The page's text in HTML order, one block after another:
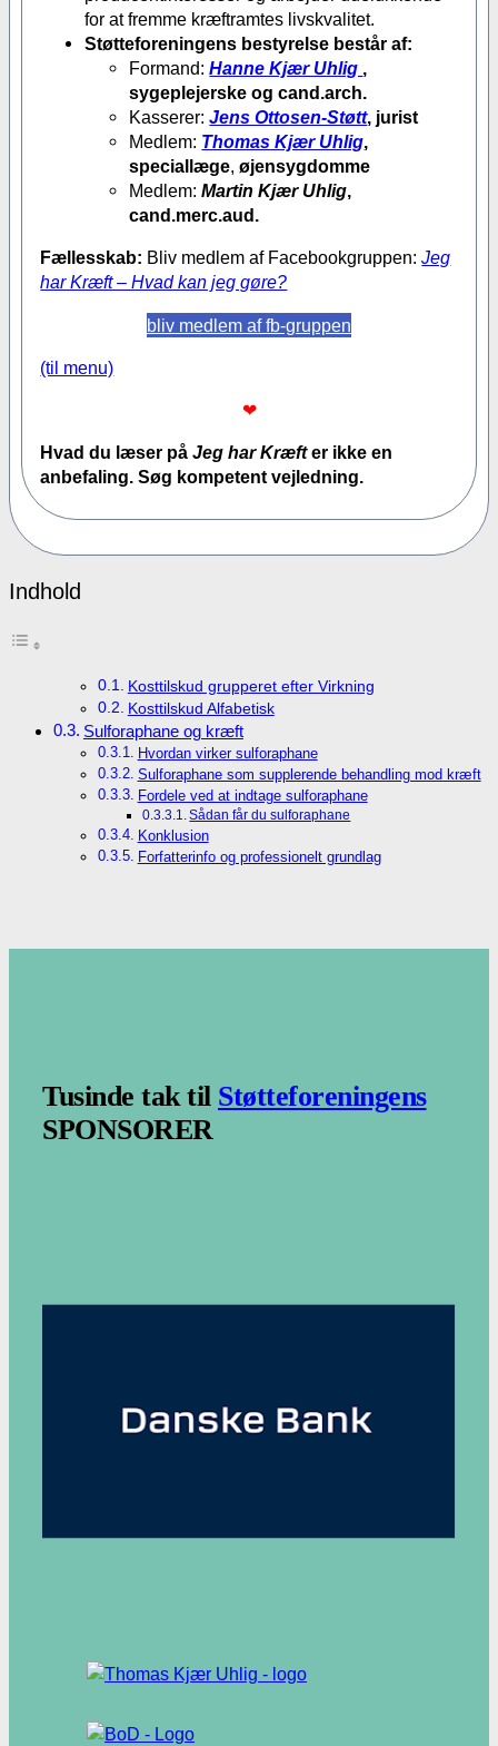
for at fremme kræftramtes livskvalitet.
Støtteforeningens bestyrelse består af:
Formand:Hanne Kjær Uhlig ,
sygeplejerske og cand.arch.
Kasserer:Jens Ottosen-Støtt, jurist
Medlem: Thomas Kjær Uhlig,
speciallæge,øjensygdomme
Medlem:Martin Kjær Uhlig,
cand.merc.aud.
Fællesskab: Bliv medlem af Facebookgruppen:Jeg
har Kræft – Hvad kan jeg gøre?
bliv medlem af fb-gruppen
(til menu)
❤
Hvad du læser påJeg har Kræfter ikke en
anbefaling. Søg kompetent vejledning.
Indhold
Kosttilskud grupperet efter Virkning
Kosttilskud Alfabetisk
Sulforaphane og kræft
Hvordan virker sulforaphane
Sulforaphane som supplerende behandling mod kræft
Fordele ved at indtage sulforaphane
Sådan får du sulforaphane
Konklusion
Forfatterinfo og professionelt grundlag
Tusinde tak til Støtteforeningens
SPONSORER